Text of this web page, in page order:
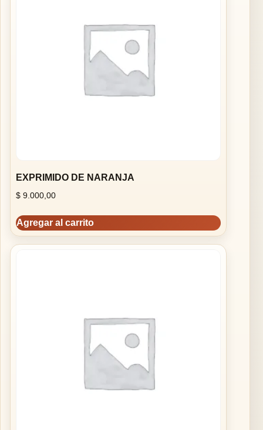
EXPRIMIDO DE NARANJA
$9.000,00
Agregar al carrito